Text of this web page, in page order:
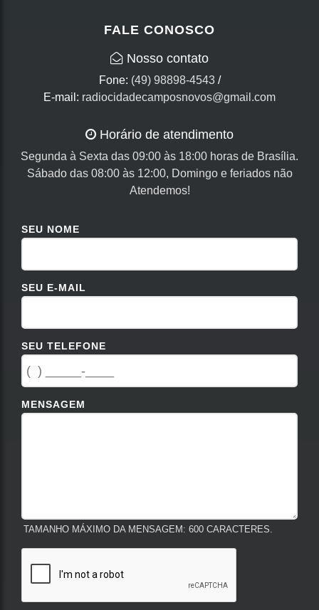
FALE CONOSCO
Nosso contato
Fone: (49) 98898-4543/
E-mail: radiocidadecamposnovos@gmail.com
Horário de atendimento
Segunda à Sexta das 09:00 às 18:00 horas de Brasília.
Sábado das 08:00 às 12:00, Domingo e feriados não
Atendemos!
SEU NOME
SEU E-MAIL
SEU TELEFONE
MENSAGEM
TAMANHO MÁXIMO DA MENSAGEM: 600 CARACTERES.